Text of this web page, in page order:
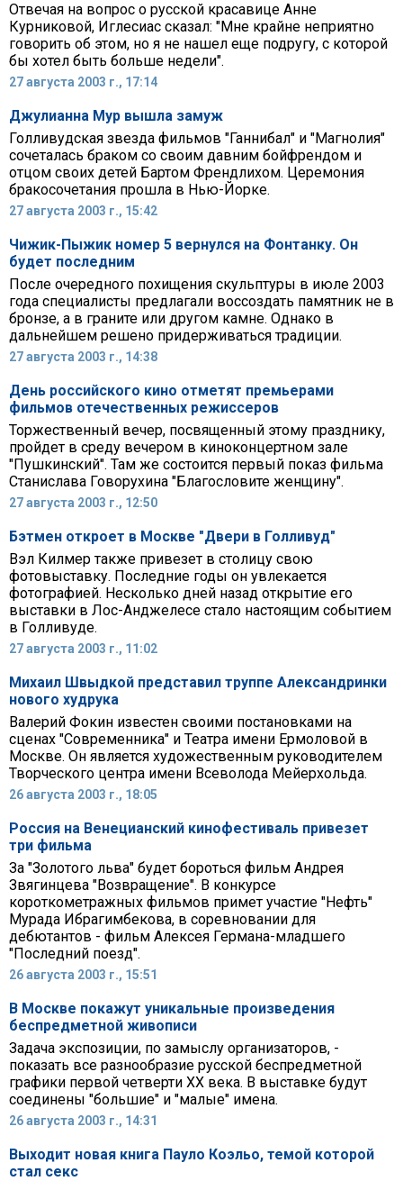
Отвечая на вопрос о русской красавице Анне
Курниковой, Иглесиас сказал: "Мне крайне неприятно
говорить об этом, но я не нашел еще подругу, с которой
бы хотел быть больше недели".
27 августа 2003 г., 17:14
Джулианна Мур вышла замуж
Голливудская звезда фильмов "Ганнибал" и "Магнолия"
сочеталась браком со своим давним бойфрендом и
отцом своих детей Бартом Френдлихом. Церемония
бракосочетания прошла в Нью-Йорке.
27 августа 2003 г., 15:42
Чижик-Пыжик номер 5 вернулся на Фонтанку. Он
будет последним
После очередного похищения скульптуры в июле 2003
года специалисты предлагали воссоздать памятник не в
бронзе, а в граните или другом камне. Однако в
дальнейшем решено придерживаться традиции.
27 августа 2003 г., 14:38
День российского кино отметят премьерами
фильмов отечественных режиссеров
Торжественный вечер, посвященный этому празднику,
пройдет в среду вечером в киноконцертном зале
"Пушкинский". Там же состоится первый показ фильма
Станислава Говорухина "Благословите женщину".
27 августа 2003 г., 12:50
Бэтмен откроет в Москве "Двери в Голливуд"
Вэл Килмер также привезет в столицу свою
фотовыставку. Последние годы он увлекается
фотографией. Несколько дней назад открытие его
выставки в Лос-Анджелесе стало настоящим событием
в Голливуде.
27 августа 2003 г., 11:02
Михаил Швыдкой представил труппе Александринки
нового худрука
Валерий Фокин известен своими постановками на
сценах "Современника" и Театра имени Ермоловой в
Москве. Он является художественным руководителем
Творческого центра имени Всеволода Мейерхольда.
26 августа 2003 г., 18:05
Россия на Венецианский кинофестиваль привезет
три фильма
За "Золотого льва" будет бороться фильм Андрея
Звягинцева "Возвращение". В конкурсе
короткометражных фильмов примет участие "Нефть"
Мурада Ибрагимбекова, в соревновании для
дебютантов - фильм Алексея Германа-младшего
"Последний поезд".
26 августа 2003 г., 15:51
В Москве покажут уникальные произведения
беспредметной живописи
Задача экспозиции, по замыслу организаторов, -
показать все разнообразие русской беспредметной
графики первой четверти ХХ века. В выставке будут
соединены "большие" и "малые" имена.
26 августа 2003 г., 14:31
Выходит новая книга Пауло Коэльо, темой которой
стал секс